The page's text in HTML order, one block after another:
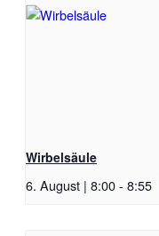
Wirbelsäule
6. August | 8:00- 8:55